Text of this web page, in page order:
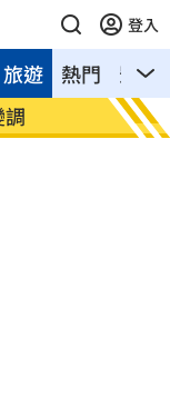
登入
熱門 影音
旅遊
記憶
襲